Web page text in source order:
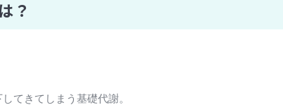
？
てきてしまう基礎代謝。